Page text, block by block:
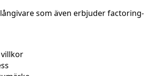
som även erbjuder